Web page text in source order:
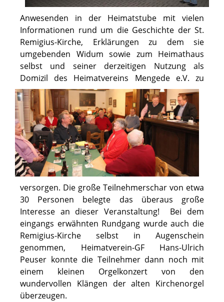
Anwesenden in der Heimatstube mit vielen
Informationen rund um die Geschichte der St.
Remigius-Kirche, Erklärungen zu dem sie
umgebenden Widum sowie zum Heimathaus
selbst und seiner derzeitigen Nutzung als
Domizil des Heimatvereins Mengede e.V. zu
versorgen. Die große Teilnehmerschar von etwa
30 Personen belegte das überaus große
Interesse an dieser Veranstaltung! Bei dem
eingangs erwähnten Rundgang wurde auch die
Remigius-Kirche selbst in Augenschein
genommen, Heimatverein-GF Hans-Ulrich
Peuser konnte die Teilnehmer dann noch mit
einem kleinen Orgelkonzert von den
wundervollen Klängen der alten Kirchenorgel
überzeugen.